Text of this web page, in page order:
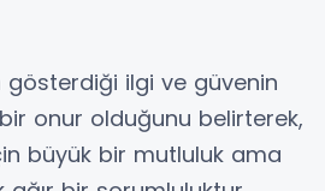
ilgi ve güvenin
onur olduğunu belirterek,
büyük bir mutluluk ama